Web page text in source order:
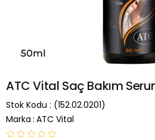
ATC Vital Saç Bakım
Stok Kodu
(152.02.0201)
Marka : ATC Vital